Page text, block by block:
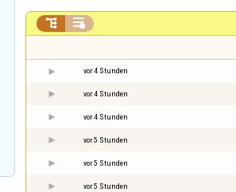
 
vor 4 Stunden
vor 4 Stunden
vor 4 Stunden
vor 5 Stunden
vor 5 Stunden
vor 5 Stunden